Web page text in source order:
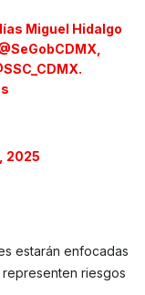
Miguel Hidalgo
.
2025
estarán enfocadas
riesgos